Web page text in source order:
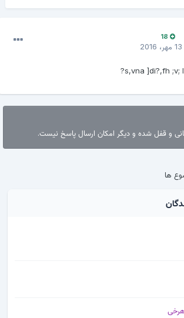
18
2016
و قفل شده و دیگر امکان ارسال پاسخ نیست.
ها